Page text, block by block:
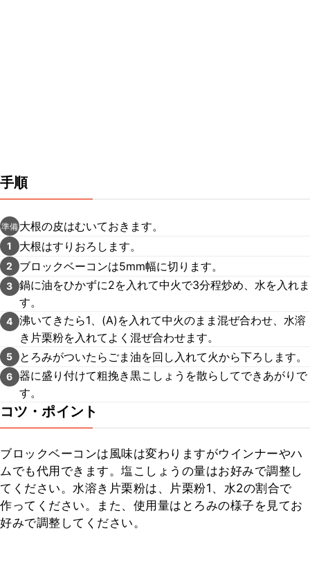
手順
準備 大根の皮はむいておきます。
1 大根はすりおろします。
2 ブロックベーコンは5mm幅に切ります。
3 鍋に油をひかずに2を入れて中火で3分程炒め、水を入れま
す。
4 沸いてきたら1、(A)を入れて中火のまま混ぜ合わせ、水溶
き片栗粉を入れてよく混ぜ合わせます。
5 とろみがついたらごま油を回し入れて火から下ろします。
6 器に盛り付けて粗挽き黒こしょうを散らしてできあがりで
す。
コツ・ポイント
ブロックベーコンは風味は変わりますがウインナーやハ
ムでも代用できます。塩こしょうの量はお好みで調整し
てください。水溶き片栗粉は、片栗粉1、水2の割合で
作ってください。また、使用量はとろみの様子を見てお
好みで調整してください。